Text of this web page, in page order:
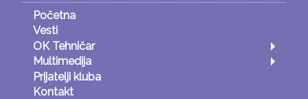
Početna
Vesti
OK Tehničar
Multimedija
Prijatelji kluba
Kontakt